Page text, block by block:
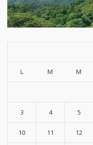
L M M
3 4 5
10 11 12